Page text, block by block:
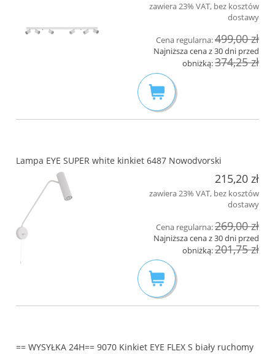
zawiera 23% VAT, bez kosztów
dostawy
Cena regularna:499,00 zł
Najniższa cena z 30 dni przed
obniżką:374,25 zł
Lampa EYE SUPER white kinkiet 6487 Nowodvorski
215,20 zł
zawiera 23% VAT, bez kosztów
dostawy
Cena regularna:269,00 zł
Najniższa cena z 30 dni przed
obniżką:201,75 zł
== WYSYŁKA 24H== 9070 Kinkiet EYE FLEX S biały ruchomy